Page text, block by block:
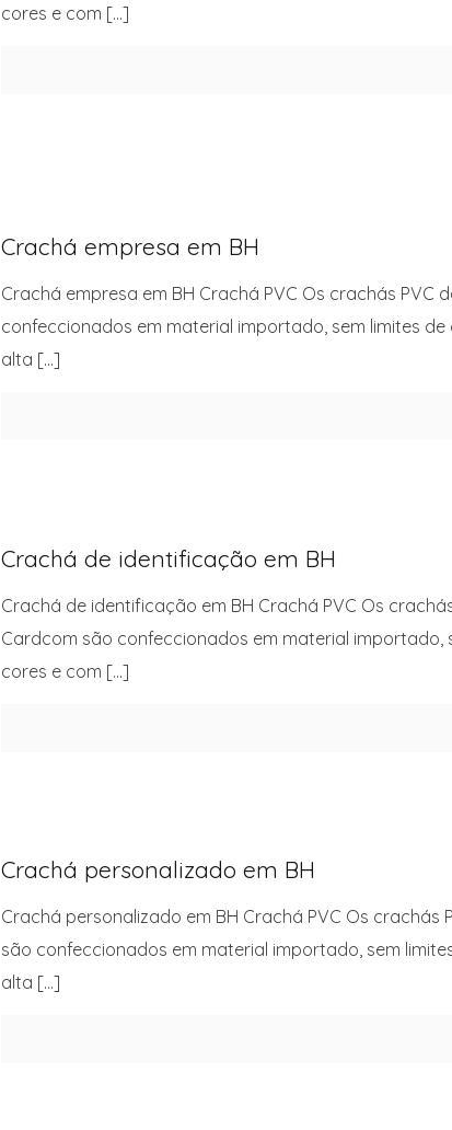
cores e com […]
Crachá empresa em BH
Crachá empresa em BH Crachá PVC Os crachás PVC
confeccionados em material importado, sem limites de
alta […]
Crachá de identificação em BH
Crachá de identificação em BH Crachá PVC Os
Cardcom são confeccionados em material importado,
cores e com […]
Crachá personalizado em BH
Crachá personalizado em BH Crachá PVC Os crachás
são confeccionados em material importado, sem
alta […]